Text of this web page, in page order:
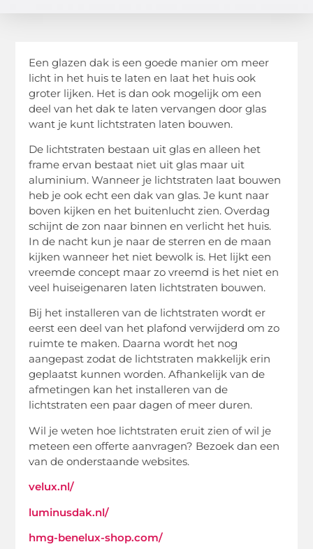
Een glazen dak is een goede manier om meer
licht in het huis te laten en laat het huis ook
groter lijken. Het is dan ook mogelijk om een
deel van het dak te laten vervangen door glas
want je kunt lichtstraten laten bouwen.
De lichtstraten bestaan uit glas en alleen het
frame ervan bestaat niet uit glas maar uit
aluminium. Wanneer je lichtstraten laat bouwen
heb je ook echt een dak van glas. Je kunt naar
boven kijken en het buitenlucht zien. Overdag
schijnt de zon naar binnen en verlicht het huis.
In de nacht kun je naar de sterren en de maan
kijken wanneer het niet bewolk is. Het lijkt een
vreemde concept maar zo vreemd is het niet en
veel huiseigenaren laten lichtstraten bouwen.
Bij het installeren van de lichtstraten wordt er
eerst een deel van het plafond verwijderd om zo
ruimte te maken. Daarna wordt het nog
aangepast zodat de lichtstraten makkelijk erin
geplaatst kunnen worden. Afhankelijk van de
afmetingen kan het installeren van de
lichtstraten een paar dagen of meer duren.
Wil je weten hoe lichtstraten eruit zien of wil je
meteen een offerte aanvragen? Bezoek dan een
van de onderstaande websites.
velux.nl/
luminusdak.nl/
hmg-benelux-shop.com/